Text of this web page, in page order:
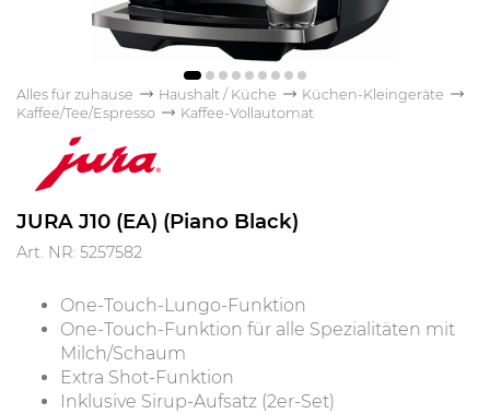
Alles für zuhause Haushalt / Küche
Küchen-Kleingeräte
Kaffee/Tee/Espresso
Kaffee-Vollautomat
JURA J10 (EA) (Piano Black)
Art. NR: 5257582
One-Touch-Lungo-Funktion
One-Touch-Funktion für alle Spezialitäten mit
Milch/Schaum
Extra Shot-Funktion
Inklusive Sirup-Aufsatz (2er-Set)